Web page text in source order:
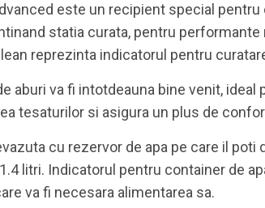
este un recipient special
statia curata, pentru performante
reprezinta indicatorul pentru
aburi va fi intotdeauna bine venit, ideal
tesaturilor si asigura un plus de
cu rezervor de apa pe care il poti
litri. Indicatorul pentru container de
va fi necesara alimentarea sa.